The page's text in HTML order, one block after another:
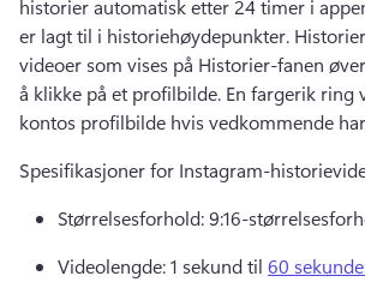
historier automatisk etter 24 timer i
er lagt til i historiehøydepunkter.
videoer som vises på Historier-fanen
å klikke på et profilbilde. En fargerik ring
kontos profilbilde hvis vedkommende
Spesifikasjoner for Instagram-
Størrelsesforhold: 9:16-
Videolengde: 1 sekund til 60